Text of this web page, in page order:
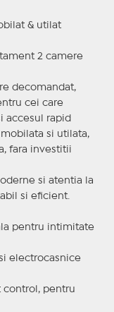
& utilat
2 camere
decomandat,
cei care
accesul rapid
si utilata,
fara investitii
si atentia la
si eficient.
pentru intimitate
electrocasnice
control, pentru